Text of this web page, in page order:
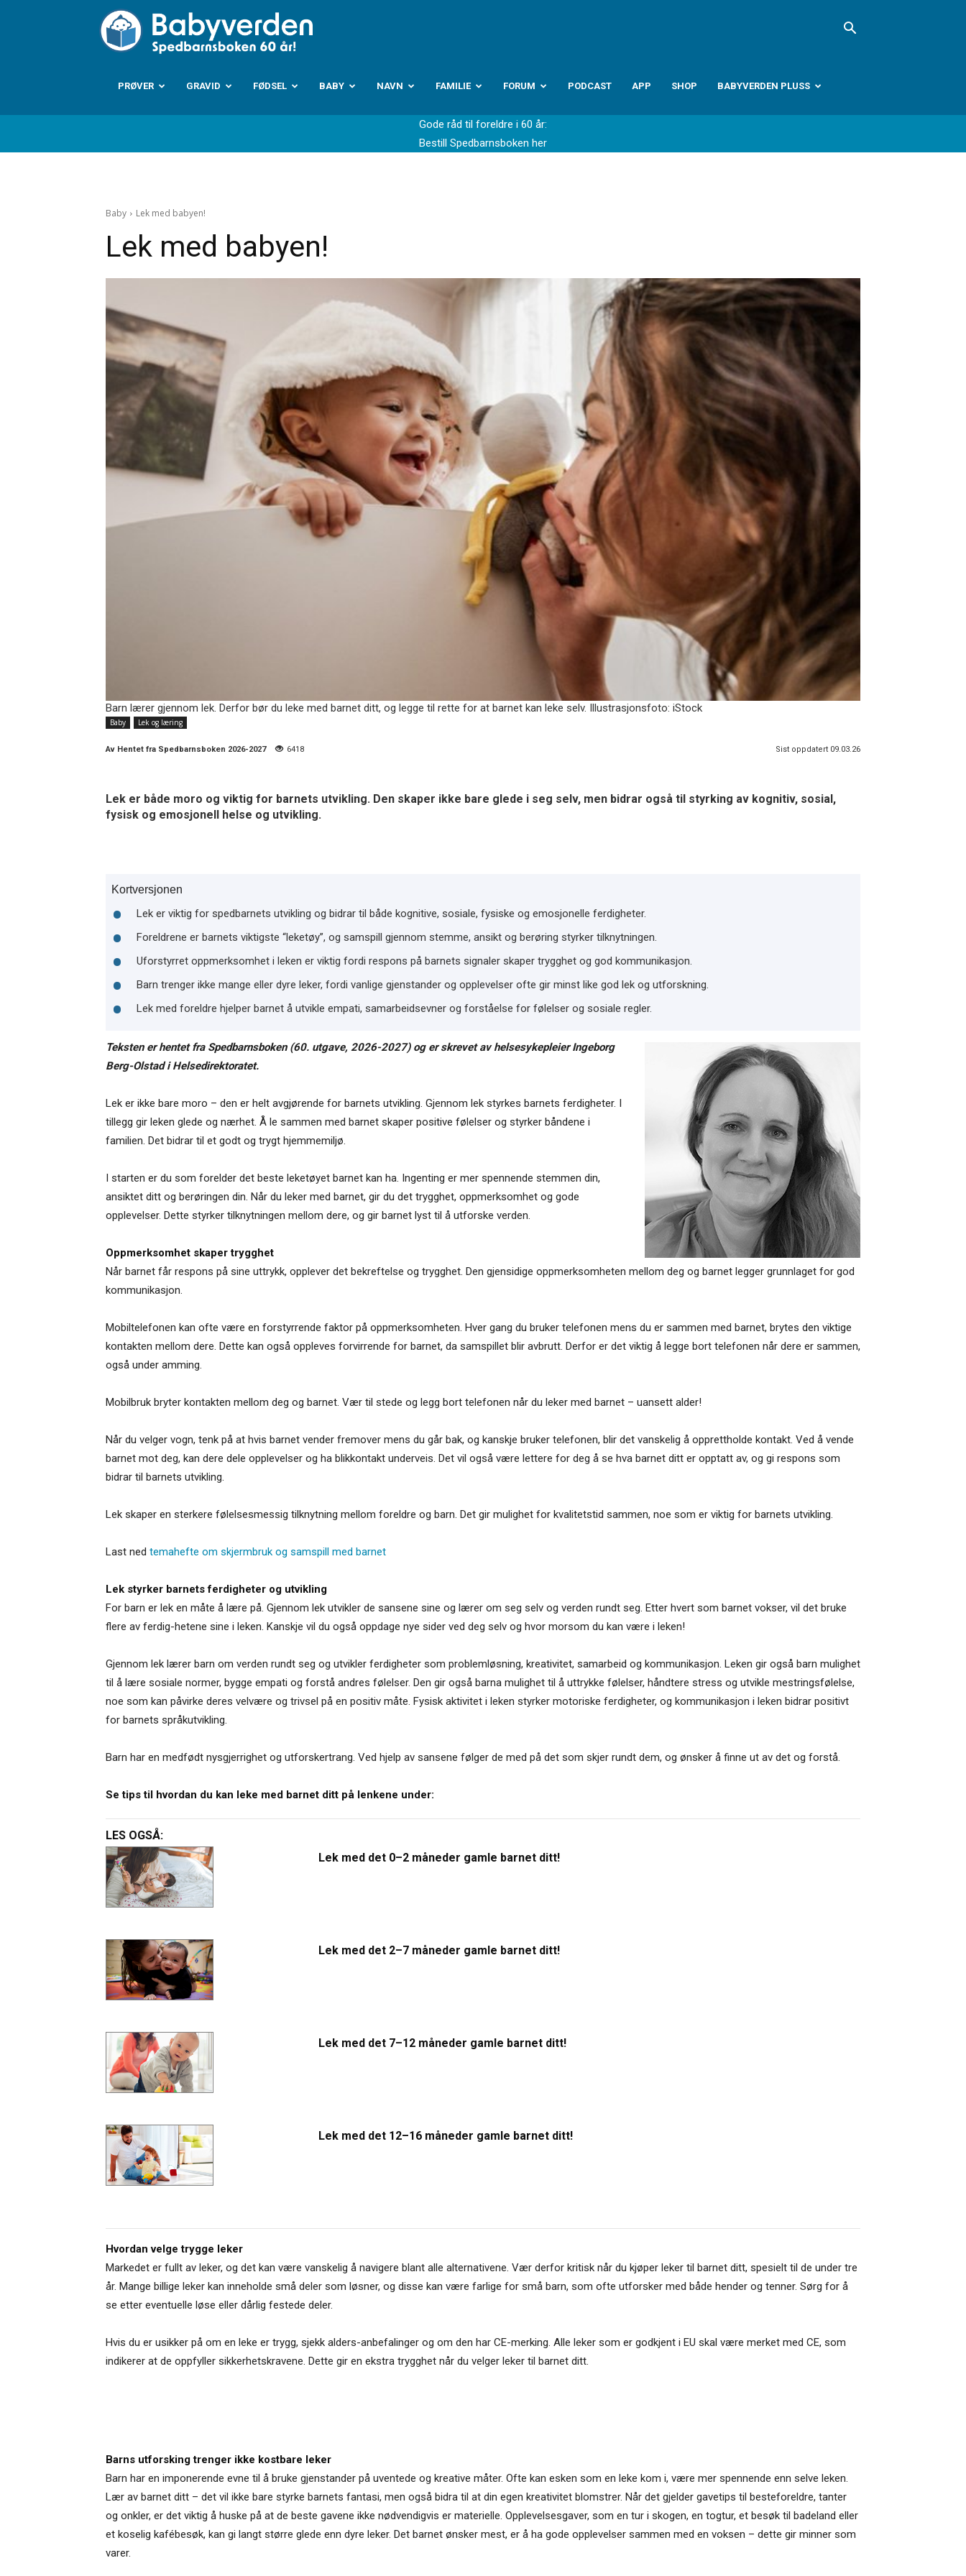
Babyverden.no
PRØVER GRAVID FØDSEL BABY NAVN FAMILIE FORUM PODCAST APP SHOP BABYVERDEN PLUSS
Gode råd til foreldre i 60 år:
Bestill Spedbarnsboken her
Baby Lek med babyen!
Lek med babyen!
Barn lærer gjennom lek. Derfor bør du leke med barnet ditt, og legge til rette for at barnet kan leke selv. Illustrasjonsfoto: iStock
Baby Lek og læring
Av Hentet fra Spedbarnsboken 2026-2027 6418 Sist oppdatert 09.03.26
Lek er både moro og viktig for barnets utvikling. Den skaper ikke bare glede i seg selv, men bidrar også til styrking av kognitiv, sosial,
fysisk og emosjonell helse og utvikling.
Kortversjonen
Lek er viktig for spedbarnets utvikling og bidrar til både kognitive, sosiale, fysiske og emosjonelle ferdigheter.
Foreldrene er barnets viktigste “leketøy”, og samspill gjennom stemme, ansikt og berøring styrker tilknytningen.
Uforstyrret oppmerksomhet i leken er viktig fordi respons på barnets signaler skaper trygghet og god kommunikasjon.
Barn trenger ikke mange eller dyre leker, fordi vanlige gjenstander og opplevelser ofte gir minst like god lek og utforskning.
Lek med foreldre hjelper barnet å utvikle empati, samarbeidsevner og forståelse for følelser og sosiale regler.
Teksten er hentet fra Spedbarnsboken (60. utgave, 2026-2027) og er skrevet av helsesykepleier Ingeborg
Berg-Olstad i Helsedirektoratet.
Lek er ikke bare moro – den er helt avgjørende for barnets utvikling. Gjennom lek styrkes barnets ferdigheter. I
tillegg gir leken glede og nærhet. Å le sammen med barnet skaper positive følelser og styrker båndene i
familien. Det bidrar til et godt og trygt hjemmemiljø.
I starten er du som forelder det beste leketøyet barnet kan ha. Ingenting er mer spennende stemmen din,
ansiktet ditt og berøringen din. Når du leker med barnet, gir du det trygghet, oppmerksomhet og gode
opplevelser. Dette styrker tilknytningen mellom dere, og gir barnet lyst til å utforske verden.
Oppmerksomhet skaper trygghet
Når barnet får respons på sine uttrykk, opplever det bekreftelse og trygghet. Den gjensidige oppmerksomheten mellom deg og barnet legger grunnlaget for god
kommunikasjon.
Mobiltelefonen kan ofte være en forstyrrende faktor på oppmerksomheten. Hver gang du bruker telefonen mens du er sammen med barnet, brytes den viktige
kontakten mellom dere. Dette kan også oppleves forvirrende for barnet, da samspillet blir avbrutt. Derfor er det viktig å legge bort telefonen når dere er sammen,
også under amming.
Mobilbruk bryter kontakten mellom deg og barnet. Vær til stede og legg bort telefonen når du leker med barnet – uansett alder!
Når du velger vogn, tenk på at hvis barnet vender fremover mens du går bak, og kanskje bruker telefonen, blir det vanskelig å opprettholde kontakt. Ved å vende
barnet mot deg, kan dere dele opplevelser og ha blikkontakt underveis. Det vil også være lettere for deg å se hva barnet ditt er opptatt av, og gi respons som
bidrar til barnets utvikling.
Lek skaper en sterkere følelsesmessig tilknytning mellom foreldre og barn. Det gir mulighet for kvalitetstid sammen, noe som er viktig for barnets utvikling.
Last ned temahefte om skjermbruk og samspill med barnet
Lek styrker barnets ferdigheter og utvikling
For barn er lek en måte å lære på. Gjennom lek utvikler de sansene sine og lærer om seg selv og verden rundt seg. Etter hvert som barnet vokser, vil det bruke
flere av ferdig-hetene sine i leken. Kanskje vil du også oppdage nye sider ved deg selv og hvor morsom du kan være i leken!
Gjennom lek lærer barn om verden rundt seg og utvikler ferdigheter som problemløsning, kreativitet, samarbeid og kommunikasjon. Leken gir også barn mulighet
til å lære sosiale normer, bygge empati og forstå andres følelser. Den gir også barna mulighet til å uttrykke følelser, håndtere stress og utvikle mestringsfølelse,
noe som kan påvirke deres velvære og trivsel på en positiv måte. Fysisk aktivitet i leken styrker motoriske ferdigheter, og kommunikasjon i leken bidrar positivt
for barnets språkutvikling.
Barn har en medfødt nysgjerrighet og utforskertrang. Ved hjelp av sansene følger de med på det som skjer rundt dem, og ønsker å finne ut av det og forstå.
Se tips til hvordan du kan leke med barnet ditt på lenkene under:
LES OGSÅ:
Lek med det 0–2 måneder gamle barnet ditt!
Lek med det 2–7 måneder gamle barnet ditt!
Lek med det 7–12 måneder gamle barnet ditt!
Lek med det 12–16 måneder gamle barnet ditt!
Hvordan velge trygge leker
Markedet er fullt av leker, og det kan være vanskelig å navigere blant alle alternativene. Vær derfor kritisk når du kjøper leker til barnet ditt, spesielt til de under tre
år. Mange billige leker kan inneholde små deler som løsner, og disse kan være farlige for små barn, som ofte utforsker med både hender og tenner. Sørg for å
se etter eventuelle løse eller dårlig festede deler.
Hvis du er usikker på om en leke er trygg, sjekk alders-anbefalinger og om den har CE-merking. Alle leker som er godkjent i EU skal være merket med CE, som
indikerer at de oppfyller sikkerhetskravene. Dette gir en ekstra trygghet når du velger leker til barnet ditt.
Barns utforsking trenger ikke kostbare leker
Barn har en imponerende evne til å bruke gjenstander på uventede og kreative måter. Ofte kan esken som en leke kom i, være mer spennende enn selve leken.
Lær av barnet ditt – det vil ikke bare styrke barnets fantasi, men også bidra til at din egen kreativitet blomstrer. Når det gjelder gavetips til besteforeldre, tanter
og onkler, er det viktig å huske på at de beste gavene ikke nødvendigvis er materielle. Opplevelsesgaver, som en tur i skogen, en togtur, et besøk til badeland eller
et koselig kafébesøk, kan gi langt større glede enn dyre leker. Det barnet ønsker mest, er å ha gode opplevelser sammen med en voksen – dette gir minner som
varer.